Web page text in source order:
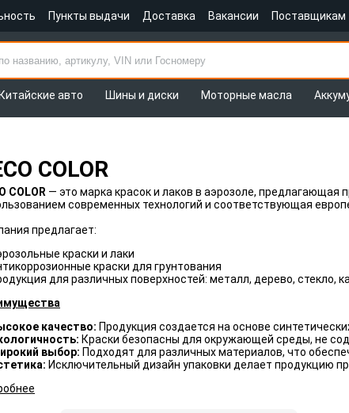
Пункты выдачи Доставка Вакансии Поставщикам
Китайские авто Шины и диски Моторные масла
COLOR
COLOR — это марка красок и лаков в аэрозоле,
современных технологий и соответствующая
предлагает:
краски и лаки
краски для грунтования
для различных поверхностей: металл, дерево, стекло,
качество: Продукция создается на основе
Краски безопасны для окружающей среды, не
выбор: Подходят для различных материалов, что
Исключительный дизайн упаковки делает продукцию